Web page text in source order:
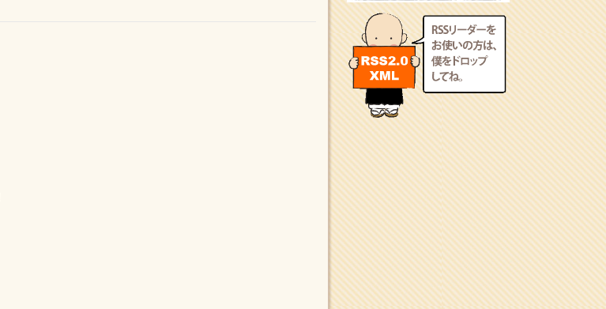
地域のライターさんです
小豆島 圓満寺
小豆島霊場第７４番のお寺
新聞屋の道具箱
新聞社で使われる用語の解
説など
makotoさんの御符内巡
礼記
東京の巡礼記です
POLYHEDON
いろいろなことが書いてあ
るよ
bunchan
あちこち行って！
目白鍼灸院
日本人の繊細な体質にあわ
せた、やさしく気持ちよい